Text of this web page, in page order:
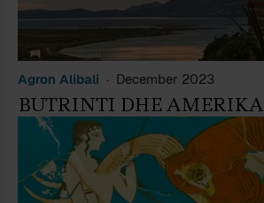
Agron Alibali December 2023
BUTRINTI DHE AMERIKA